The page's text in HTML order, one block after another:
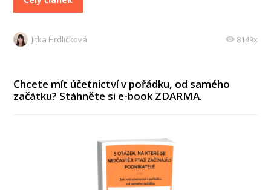
Jitka Hrdličková 8149x
Chcete mít účetnictví v pořádku, od samého
začátku? Stáhněte si e-book ZDARMA.